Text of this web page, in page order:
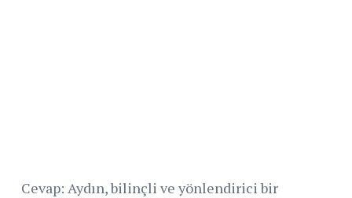
Cevap: Aydın, bilinçli ve yönlendirici bir